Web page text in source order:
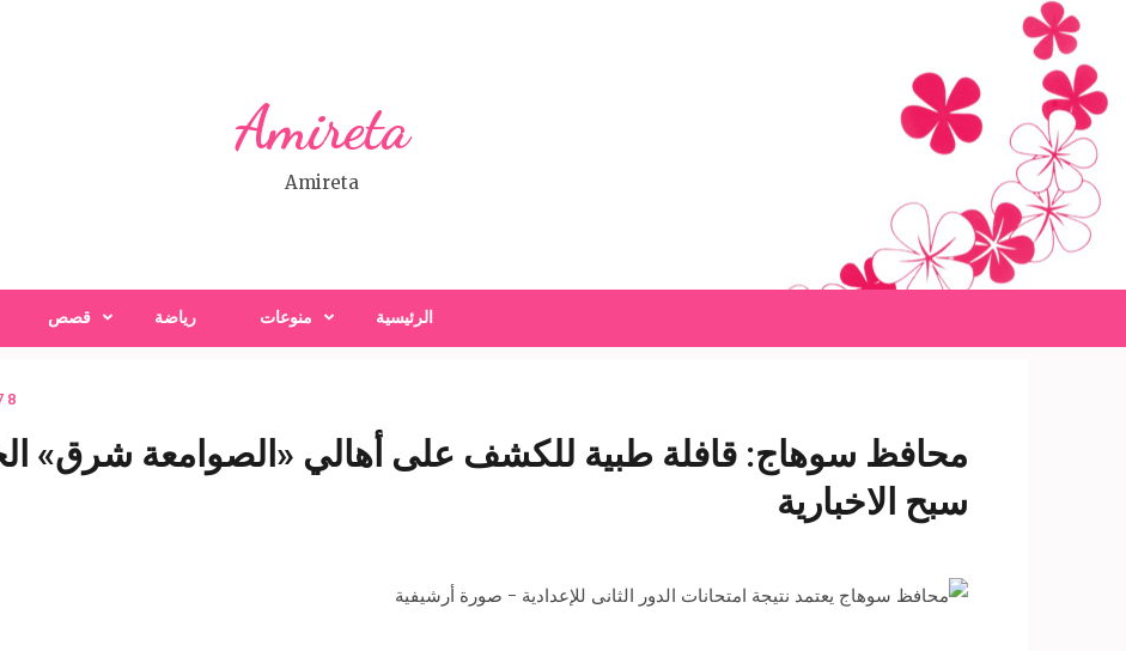
content
(Press
Enter)
Amireta
Amireta
الرئيسية منوعات رياضة قصص
8 October 2017
محافظ سوهاج: قافلة طبية للكشف على أهالي «الصوامعة شرق»
سبح الاخبارية